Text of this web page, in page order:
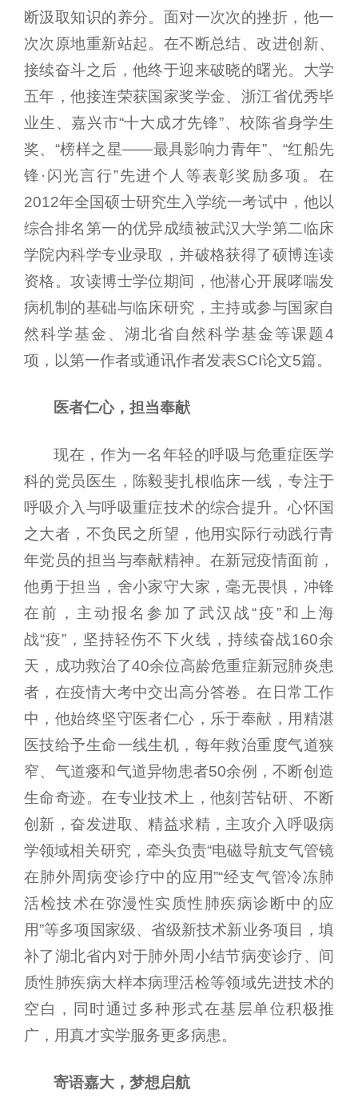
断汲取知识的养分。面对一次次的挫折，他一
次次原地重新站起。在不断总结、改进创新、
接续奋斗之后，他终于迎来破晓的曙光。大学
五年，他接连荣获国家奖学金、浙江省优秀毕
业生、嘉兴市“十大成才先锋”、校陈省身学生
奖、“榜样之星——最具影响力青年”、“红船先
锋·闪光言行”先进个人等表彰奖励多项。在
2012年全国硕士研究生入学统一考试中，他以
综合排名第一的优异成绩被武汉大学第二临床
学院内科学专业录取，并破格获得了硕博连读
资格。攻读博士学位期间，他潜心开展哮喘发
病机制的基础与临床研究，主持或参与国家自
然科学基金、湖北省自然科学基金等课题4
项，以第一作者或通讯作者发表SCI论文5篇。
医者仁心，担当奉献
现在，作为一名年轻的呼吸与危重症医学
科的党员医生，陈毅斐扎根临床一线，专注于
呼吸介入与呼吸重症技术的综合提升。心怀国
之大者，不负民之所望，他用实际行动践行青
年党员的担当与奉献精神。在新冠疫情面前，
他勇于担当，舍小家守大家，毫无畏惧，冲锋
在前，主动报名参加了武汉战“疫”和上海
战“疫”，坚持轻伤不下火线，持续奋战160余
天，成功救治了40余位高龄危重症新冠肺炎患
者，在疫情大考中交出高分答卷。在日常工作
中，他始终坚守医者仁心，乐于奉献，用精湛
医技给予生命一线生机，每年救治重度气道狭
窄、气道瘘和气道异物患者50余例，不断创造
生命奇迹。在专业技术上，他刻苦钻研、不断
创新，奋发进取、精益求精，主攻介入呼吸病
学领域相关研究，牵头负责“电磁导航支气管镜
在肺外周病变诊疗中的应用”“经支气管冷冻肺
活检技术在弥漫性实质性肺疾病诊断中的应
用”等多项国家级、省级新技术新业务项目，填
补了湖北省内对于肺外周小结节病变诊疗、间
质性肺疾病大样本病理活检等领域先进技术的
空白，同时通过多种形式在基层单位积极推
广，用真才实学服务更多病患。
寄语嘉大，梦想启航